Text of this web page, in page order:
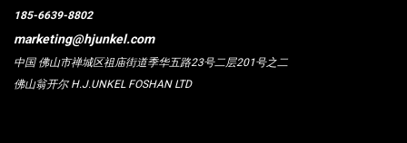
185-6639-8802
marketing@hjunkel.com
中国 佛山市禅城区祖庙街道季华五路23号二层201号之二
佛山翁开尔 H.J.UNKEL FOSHAN LTD